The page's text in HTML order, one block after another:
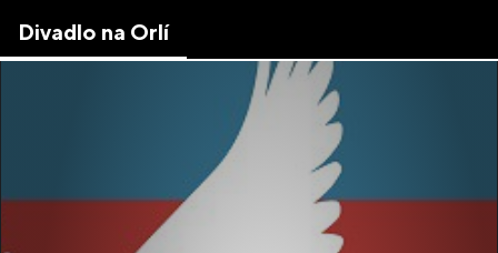
the
Divadlo na Orlí